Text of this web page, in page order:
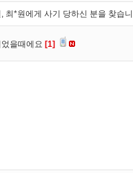
최*원에게 사기 당하신 분을 찾습
을때에요 [1]